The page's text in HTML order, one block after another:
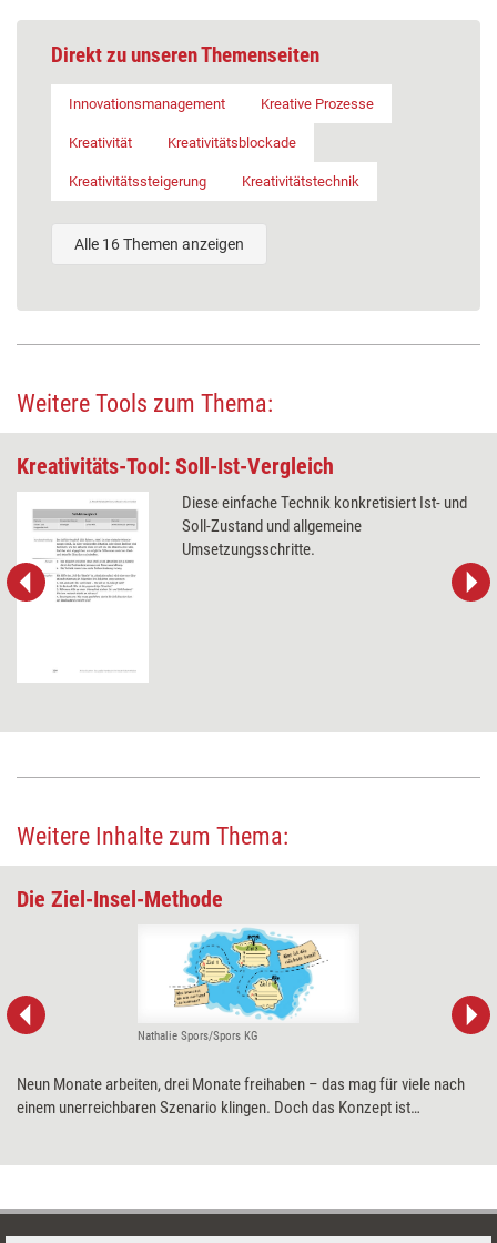
Direkt zu unseren Themenseiten
Innovationsmanagement Kreative Prozesse
Kreativität Kreativitätsblockade
Kreativitätssteigerung Kreativitätstechnik
Alle 16 Themen anzeigen
Weitere Tools zum Thema:
Kreativitäts-Tool: Soll-Ist-Vergleich
Diese einfache Technik konkretisiert Ist- und
Soll-Zustand und allgemeine
Umsetzungsschritte.
Weitere Inhalte zum Thema:
Die Ziel-Insel-Methode
Nathalie Spors/Spors KG
Neun Monate arbeiten, drei Monate freihaben – das mag für viele nach
einem unerreichbaren Szenario klingen. Doch das Konzept ist